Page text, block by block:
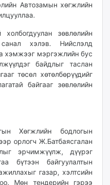
Автозамын хөгжлийн
холбогдуулан зөвлөлийн
хэлэв. Нийслэлд
хэмжээг мэргэжлийн бус
байдлыг таслан
төсөл хөтөлбөрүүдийг
байгааг зөвлөлийн
Хөгжлийн бодлогын
орлогч Ж.Батбаясгалан
эрчимжүүлж, дүүрэг
бүтээн байгуулалтын
газар, хэлтсийн
Мөн тендерийн гэрээ